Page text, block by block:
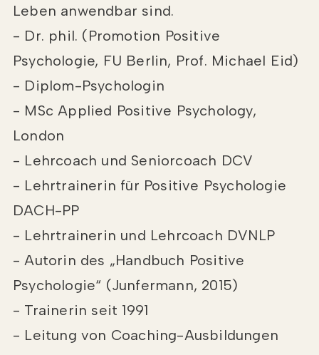
Leben anwendbar sind.
- Dr. phil. (Promotion Positive
Psychologie, FU Berlin, Prof. Michael Eid)
- Diplom-Psychologin
- MSc Applied Positive Psychology,
London
- Lehrcoach und Seniorcoach DCV
- Lehrtrainerin für Positive Psychologie
DACH-PP
- Lehrtrainerin und Lehrcoach DVNLP
- Autorin des „Handbuch Positive
Psychologie“ (Junfermann, 2015)
- Trainerin seit 1991
- Leitung von Coaching-Ausbildungen